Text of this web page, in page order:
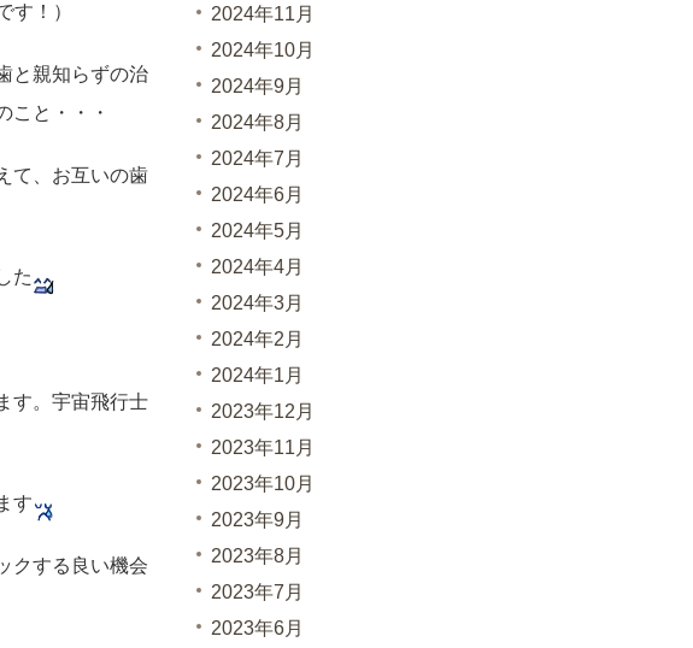
す！）
と親知らずの治
こと・・・
て、お互いの歯
た
す。宇宙飛行士
す
クする良い機会
2024年11月
2024年10月
2024年9月
2024年8月
2024年7月
2024年6月
2024年5月
2024年4月
2024年3月
2024年2月
2024年1月
2023年12月
2023年11月
2023年10月
2023年9月
2023年8月
2023年7月
2023年6月